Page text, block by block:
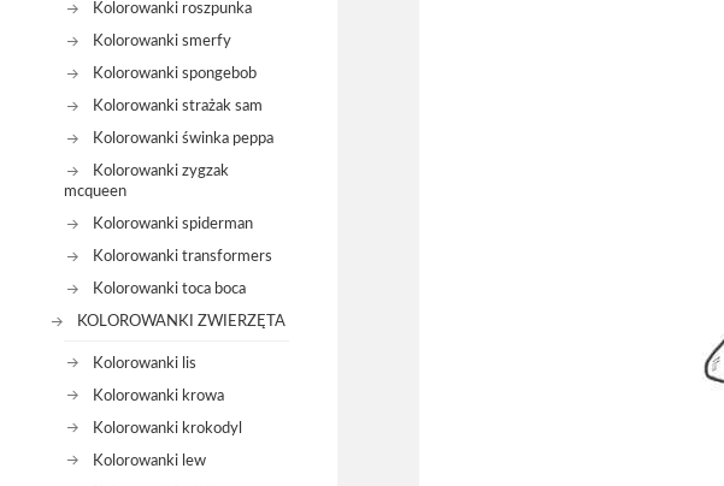
Kolorowanki roszpunka
Kolorowanki smerfy
Kolorowanki spongebob
Kolorowanki strażak sam
Kolorowanki świnka peppa
Kolorowanki zygzak
mcqueen
Kolorowanki spiderman
Kolorowanki transformers
Kolorowanki toca boca
KOLOROWANKI ZWIERZĘTA
Kolorowanki lis
Kolorowanki krowa
Kolorowanki krokodyl
Kolorowanki lew